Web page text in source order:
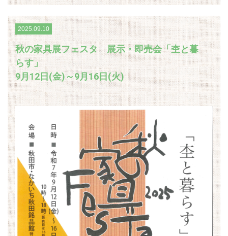
2025.09.10
秋の家具展フェスタ 展示・即売会「杢と暮
らす」
9月12日(金)～9月16日(火)